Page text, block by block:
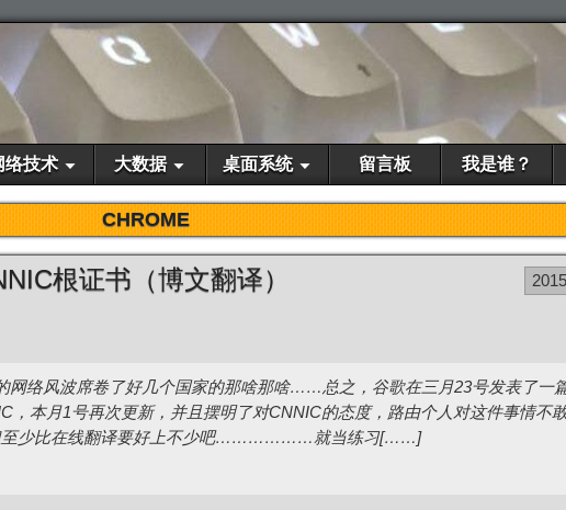
络技术 大数据 桌面系统 留言板 我是谁？
CHROME
根证书（博文翻译）
网络风波席卷了好几个国家的那啥那啥……总之，谷歌在三月23号发表了一
，本月1号再次更新，并且摆明了对CNNIC的态度，路由个人对这件事情不
但至少比在线翻译要好上不少吧………………就当练习[……]